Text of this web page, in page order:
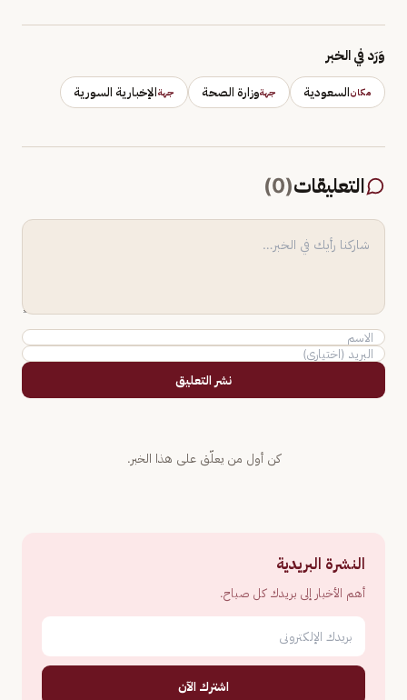
وَرَد في الخبر
مكانالسعودية جهةوزارة الصحة جهةالإخبارية السورية
التعليقات(
0
)
نشر التعليق
كن أول من يعلّق على هذا الخبر.
النشرة البريدية
أهم الأخبار إلى بريدك كل صباح.
اشترك الآن